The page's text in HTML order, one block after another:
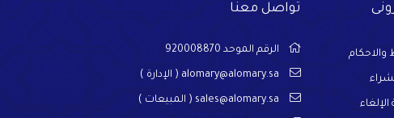
والاحكام
تواصل معنا
الرقم الموحد 920008870
alomary@alomary.sa ( الإدارة )
sales@alomary.sa ( المبيعات )